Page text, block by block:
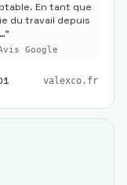
En tant que
du travail depuis
"
Google
valexco.fr